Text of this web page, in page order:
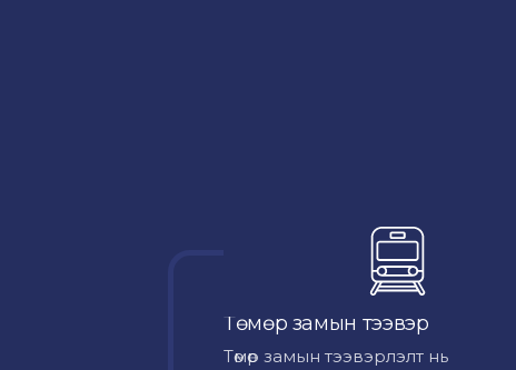
Төмөр замын тээвэр
Төмөр замын тээвэрлэлт нь